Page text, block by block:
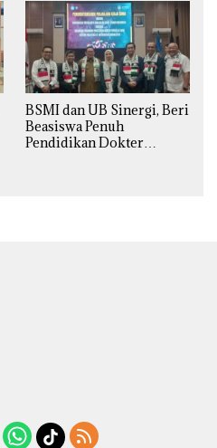
BSMI dan UB Sinergi, Beri
Beasiswa Penuh
Pendidikan Dokter